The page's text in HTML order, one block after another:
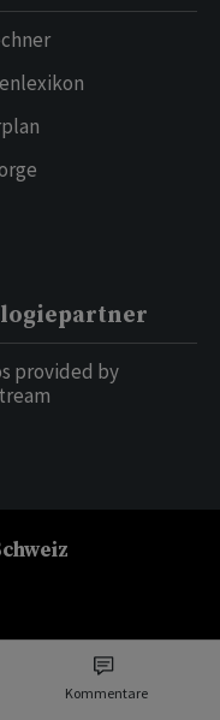
Kommentare
provided by